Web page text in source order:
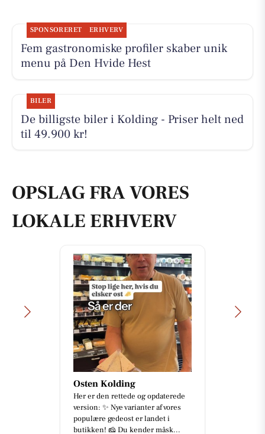
SPONSORERET ERHVERV
Fem gastronomiske profiler skaber unik
menu på Den Hvide Hest
BILER
De billigste biler i Kolding - Priser helt ned
til 49.900 kr!
OPSLAG FRA VORES
LOKALE ERHVERV
Osten Kolding
Her er den rettede og opdaterede
version: ✨ Nye varianter af vores
populære gedeost er landet i
butikken! 🧀 Du kender måsk...